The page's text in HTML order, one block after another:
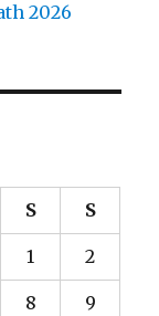
2026
S S
1 2
8 9